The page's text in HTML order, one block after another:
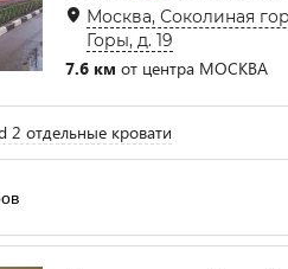
Москва, Соколиная
Горы, д. 19
7.6 км от центра МОСКВА
2 отдельные кровати